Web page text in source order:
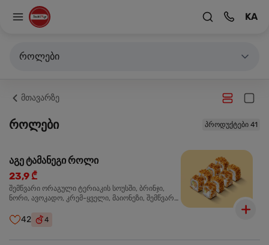
KA
როლები
მთავარზე
როლები პროდუქტები 41
აგე ტამანეგი როლი
23,9 ₾
შემწვარი ორაგული ტერიაკის სოუსში, ბრინჯი,
ნორი, ავოკადო, კრემ-ყველი, მაიონეზი, შემწვარი
42 4